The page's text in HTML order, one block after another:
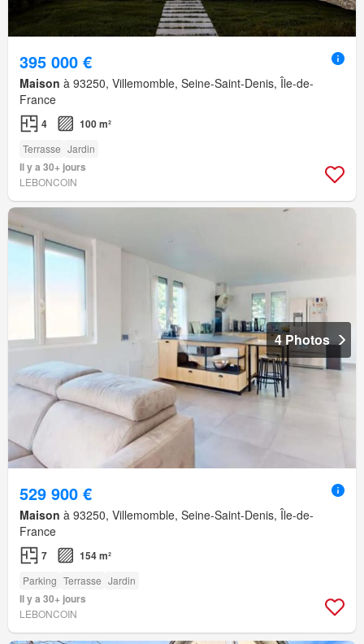
395 000 €
Maison à 93250, Villemomble, Seine-Saint-Denis, Île-de-
France
4 100 m²
Terrasse Jardin
Il y a 30+ jours
LEBONCOIN
4 Photos
529 900 €
Maison à 93250, Villemomble, Seine-Saint-Denis, Île-de-
France
7 154 m²
Parking Terrasse Jardin
Il y a 30+ jours
LEBONCOIN